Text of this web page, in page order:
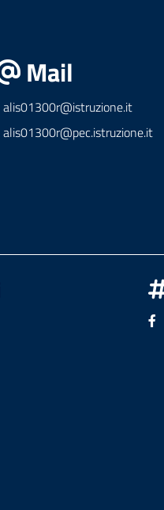
Mail
alis01300r@istruzione.it
alis01300r@pec.istruzione.it